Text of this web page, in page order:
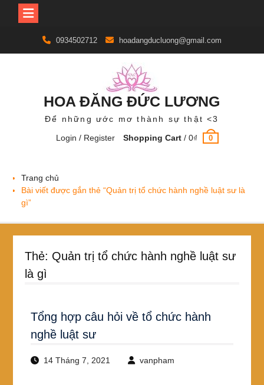
content
0934502712 hoadangducluong@gmail.com
HOA ĐĂNG ĐỨC LƯƠNG
Để những ước mơ thành sự thật <3
Login / Register
Shopping Cart /0₫ 0
Trang chủ
Bài viết được gắn thẻ “Quản trị tổ chức hành nghề luật sư là
gì”
Thẻ: Quản trị tổ chức hành nghề luật sư
là gì
Tổng hợp câu hỏi về tổ chức hành
nghề luật sư
14 Tháng 7, 2021 vanpham